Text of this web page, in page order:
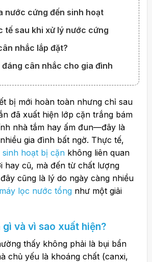
nước cứng đến sinh hoạt
tế sau khi xử lý nước cứng
nhắc lắp đặt?
cân nhắc cho gia đình
bị mới hoàn toàn nhưng chỉ sau
đã xuất hiện lớp cặn trắng bám
nhà tắm hay ấm đun—đây là
gia đình bất ngờ. Thực tế,
sinh hoạt bị cặnkhông liên quan
hay cũ, mà đến từ chất lượng
cũng là lý do ngày càng nhiều
máy lọc nước tổngnhư một giải
gì và vì sao xuất hiện?
thấy không phải là bụi bẩn
chủ yếu là khoáng chất (canxi,